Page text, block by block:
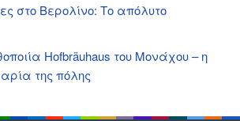
στο Βερολίνο: Το απόλυτο
Hofbräuhaus του Μονάχου – η
της πόλης